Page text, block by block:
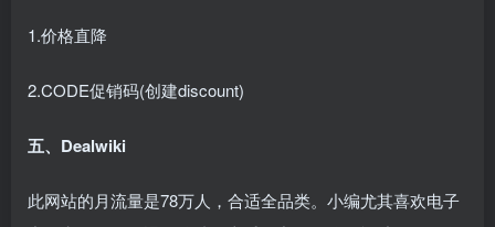
1.价格直降
2.CODE促销码(创建discount)
五、Dealwiki
此网站的月流量是78万人，合适全品类。小编尤其喜欢电子